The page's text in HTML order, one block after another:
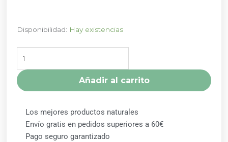
Disponibilidad: Hay existencias
INCIENSO
CEDRO
RHADE
SHYAM
Añadir al carrito
Los mejores productos naturales
Envío gratis en pedidos superiores a 60€
Pago seguro garantizado